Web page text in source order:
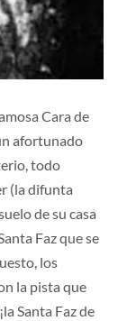
Cara de
afortunado
todo
(la difunta
de su casa
Faz que se
los
la pista que
Santa Faz de